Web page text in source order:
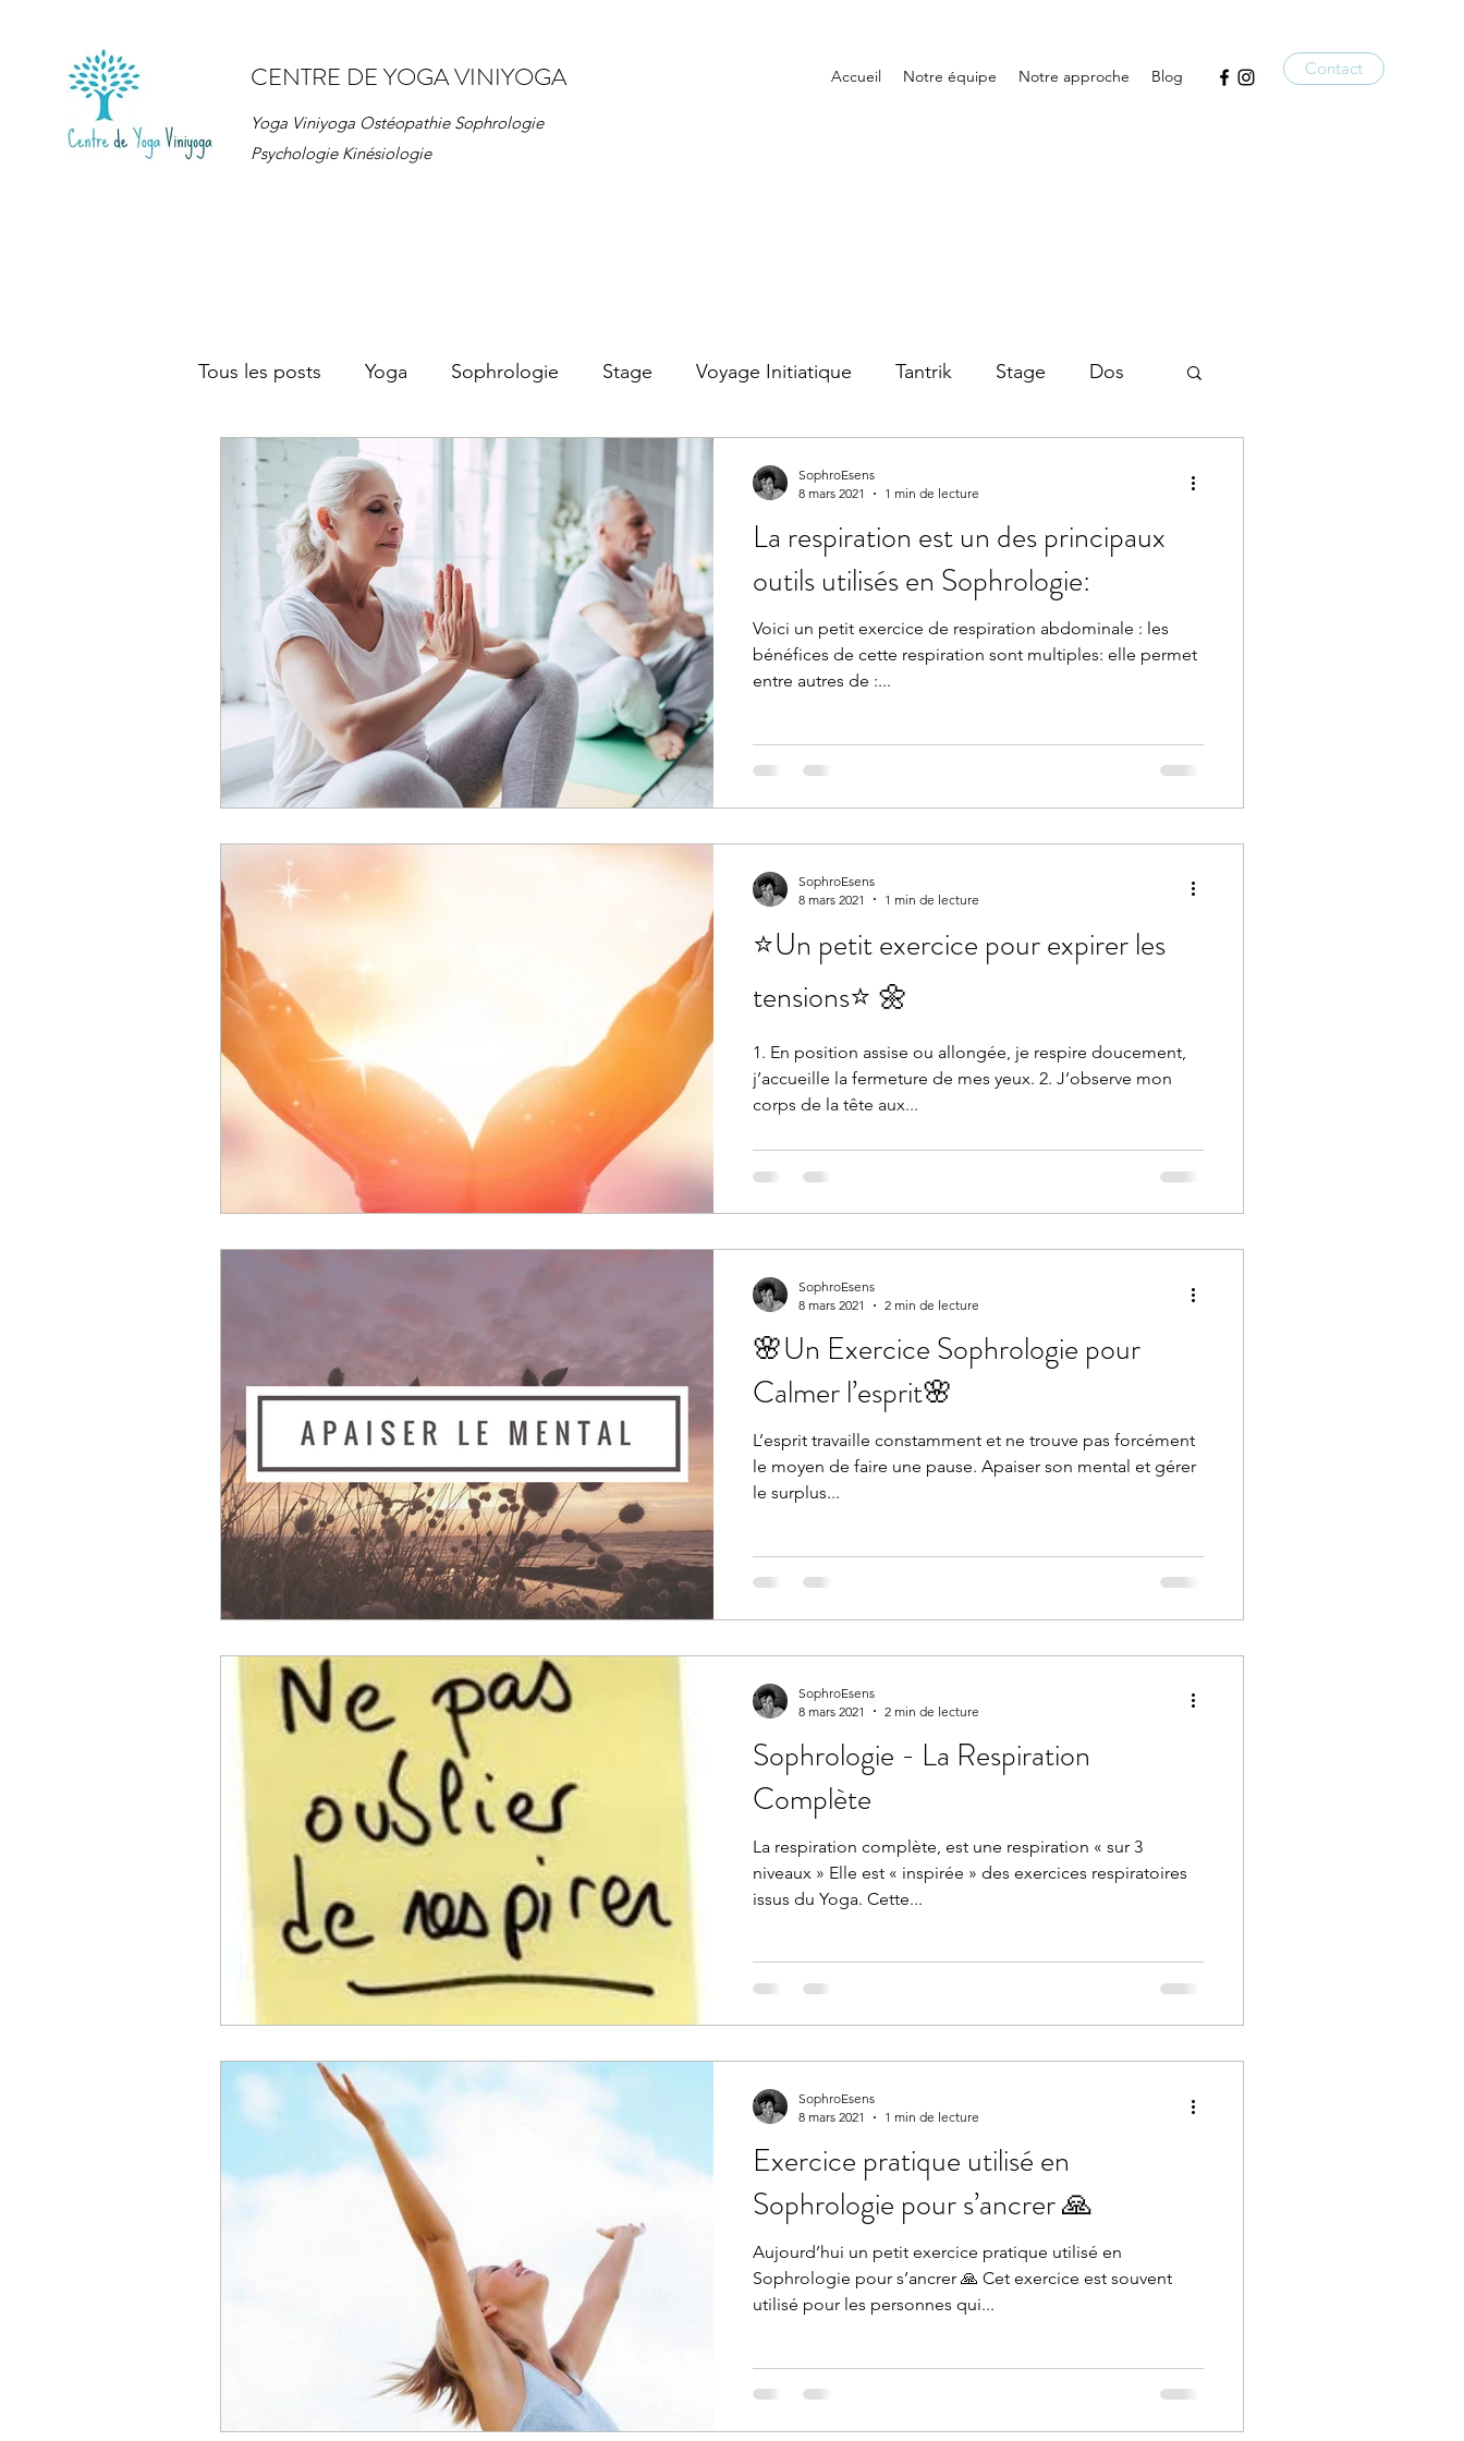
CENTRE DE YOGA VINIYOGA
Yoga Viniyoga Ostéopathie Sophrologie
Psychologie Kinésiologie
Accueil Notre équipe Notre approche Blog Contact
Tous les posts Yoga Sophrologie Stage Voyage Initiatique Tantrik Stage Dos
Ateliers
La respiration est un des principaux
outils utilisés en Sophrologie:
Voici un petit exercice de respiration abdominale : les
bénéfices de cette respiration sont multiples: elle permet
entre autres de :...
SophroEsens
8 mars 2021
1 min de lecture
⭐️Un petit exercice pour expirer les
tensions⭐️ 🌼
1. En position assise ou allongée, je respire doucement,
j’accueille la fermeture de mes yeux. 2. J’observe mon
corps de la tête aux...
SophroEsens
8 mars 2021
1 min de lecture
🌸Un Exercice Sophrologie pour
Calmer l’esprit🌸
L’esprit travaille constamment et ne trouve pas forcément
le moyen de faire une pause. Apaiser son mental et gérer
le surplus...
SophroEsens
8 mars 2021
2 min de lecture
Sophrologie - La Respiration
Complète
La respiration complète, est une respiration « sur 3
niveaux » Elle est « inspirée » des exercices respiratoires
issus du Yoga. Cette...
SophroEsens
8 mars 2021
2 min de lecture
Exercice pratique utilisé en
Sophrologie pour s’ancrer 🙏
Aujourd’hui un petit exercice pratique utilisé en
Sophrologie pour s’ancrer 🙏 Cet exercice est souvent
utilisé pour les personnes qui...
SophroEsens
8 mars 2021
1 min de lecture